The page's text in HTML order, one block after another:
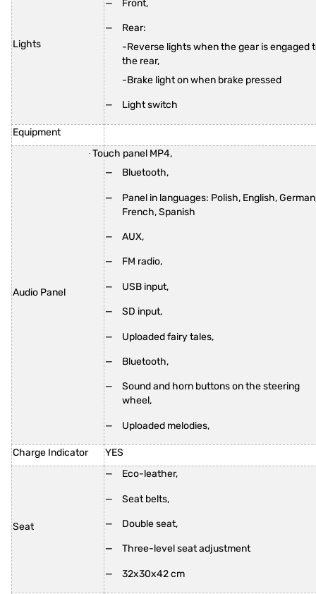
Lights
Front,
Rear:
-Reverse lights when the gear is engaged
the rear,
-Brake light on when brake pressed
Light switch
Equipment
Audio Panel
· Touch panel MP4,
Bluetooth,
Panel in languages: Polish, English,
French, Spanish
AUX,
FM radio,
USB input,
SD input,
Uploaded fairy tales,
Bluetooth,
Sound and horn buttons on the steering
wheel,
Uploaded melodies,
Charge Indicator YES
Seat
Eco-leather,
Seat belts,
Double seat,
Three-level seat adjustment
32x30x42 cm